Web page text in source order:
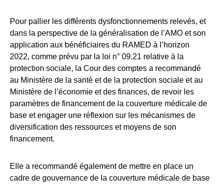
Pour pallier les différents dysfonctionnements relevés, et
dans la perspective de la généralisation de l’AMO et son
application aux bénéficiaires du RAMED à l’horizon
2022, comme prévu par la loi n° 09.21 relative à la
protection sociale, la Cour des comptes a recommandé
au Ministère de la santé et de la protection sociale et au
Ministère de l’économie et des finances, de revoir les
paramètres de financement de la couverture médicale de
base et engager une réflexion sur les mécanismes de
diversification des ressources et moyens de son
financement.
Elle a recommandé également de mettre en place un
cadre de gouvernance de la couverture médicale de base